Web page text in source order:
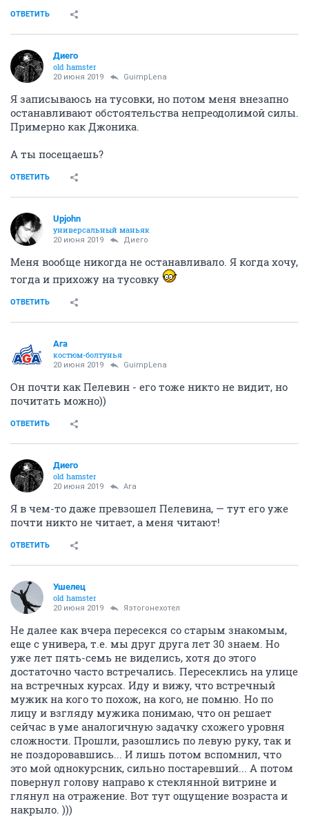
ОТВЕТИТЬ
Диего
old hamster
20 июня 2019 GuimpLena
Я записываюсь на тусовки, но потом меня внезапно
останавливают обстоятельства непреодолимой силы.
Примерно как Джоника.
А ты посещаешь?
ОТВЕТИТЬ
Upjohn
универсальный маньяк
20 июня 2019 Диего
Меня вообще никогда не останавливало. Я когда хочу,
тогда и прихожу на тусовку
ОТВЕТИТЬ
Ага
костюм-болтунья
20 июня 2019 GuimpLena
Он почти как Пелевин - его тоже никто не видит, но
почитать можно))
ОТВЕТИТЬ
Диего
old hamster
20 июня 2019 Ага
Я в чем-то даже превзошел Пелевина, — тут его уже
почти никто не читает, а меня читают!
ОТВЕТИТЬ
Ушелец
old hamster
20 июня 2019 Яэтогонехотел
Не далее как вчера пересекся со старым знакомым,
еще с универа, т.е. мы друг друга лет 30 знаем. Но
уже лет пять-семь не виделись, хотя до этого
достаточно часто встречались. Пересеклись на улице
на встречных курсах. Иду и вижу, что встречный
мужик на кого то похож, на кого, не помню. Но по
лицу и взгляду мужика понимаю, что он решает
сейчас в уме аналогичную задачку схожего уровня
сложности. Прошли, разошлись по левую руку, так и
не поздоровавшись... И лишь потом вспомнил, что
это мой однокурсник, сильно постаревший... А потом
повернул голову направо к стеклянной витрине и
глянул на отражение. Вот тут ощущение возраста и
накрыло. )))